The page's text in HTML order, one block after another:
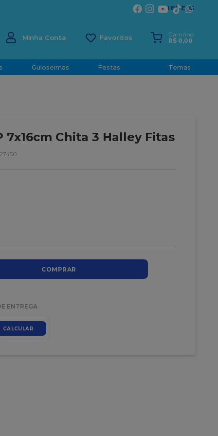
Minha Conta
Carrinho
R$ 0,00
Guloseimas Festas Temas
7x16cm Chita 3 Halley Fitas
COMPRAR
ENTREGA
CALCULAR